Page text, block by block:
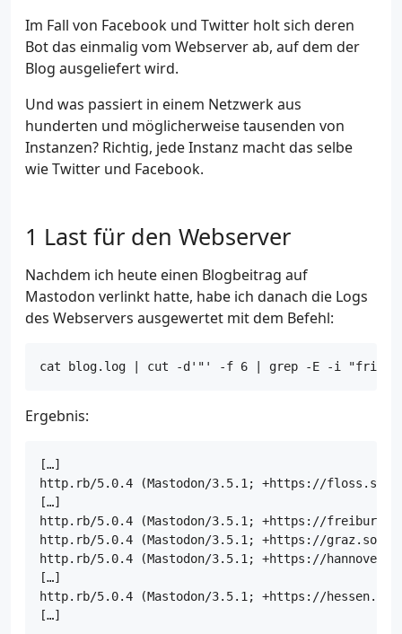
Im Fall von Facebook und Twitter holt sich deren
Bot das einmalig vom Webserver ab, auf dem der
Blog ausgeliefert wird.
Und was passiert in einem Netzwerk aus
hunderten und möglicherweise tausenden von
Instanzen? Richtig, jede Instanz macht das selbe
wie Twitter und Facebook.
Last für den Webserver
Nachdem ich heute einen Blogbeitrag auf
Mastodon verlinkt hatte, habe ich danach die Logs
des Webservers ausgewertet mit dem Befehl:
Ergebnis:
[…]
http.rb/5.0.4 (Mastodon/3.5.1; +https://
[…]
http.rb/5.0.4 (Mastodon/3.5.1; +https://
http.rb/5.0.4 (Mastodon/3.5.1; +https://
http.rb/5.0.4 (Mastodon/3.5.1; +https://
[…]
http.rb/5.0.4 (Mastodon/3.5.1; +https://